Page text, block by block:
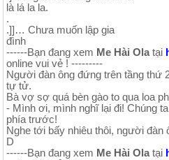
là lá la la.
.
.]]… Chưa muốn lập gia
đình
------Bạn đang xem Me Hài Ola tại
online vui vẻ ! ---------
Người đàn ông đứng trên tầng thứ
tự tử.
Bà vợ sợ quá bèn gào to qua loa
- Mình ơi, mình nghĩ lại đi! Chúng
phía trước!
Nghe tới bấy nhiêu thôi, người đàn
D
------Bạn đang xem Me Hài Ola tại